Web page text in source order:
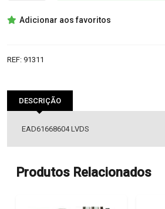
LVDSAdicionar aos favoritos
REF: 91311
DESCRIÇÃO
EAD61668604 LVDS
Produtos Relacionados